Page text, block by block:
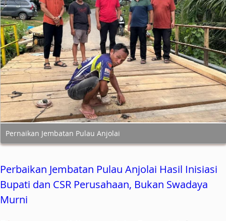
Pernaikan Jembatan Pulau Anjolai
Perbaikan Jembatan Pulau Anjolai Hasil Inisiasi
Bupati dan CSR Perusahaan, Bukan Swadaya
Murni